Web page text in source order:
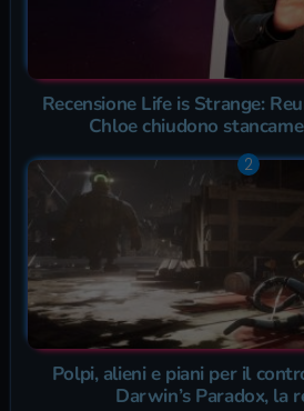
Recensione Life is Strange:
Chloe chiudono
Polpi, alieni e piani per il
Darwin’s Paradox, la